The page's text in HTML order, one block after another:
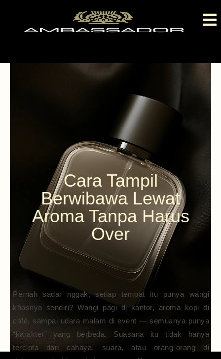
Cara Tampil
Berwibawa Lewat
Aroma Tanpa Harus
Over
Pernah sadar nggak, setiap tempat itu punya wangi
khasnya sendiri? Wangi pagi di kantor, aroma kopi di
café, sampai udara malam di event — semuanya punya
“karakter” yang berbeda. Suasana itu tidak hanya
tercipta dari cahaya, suara, atau orang-orang di